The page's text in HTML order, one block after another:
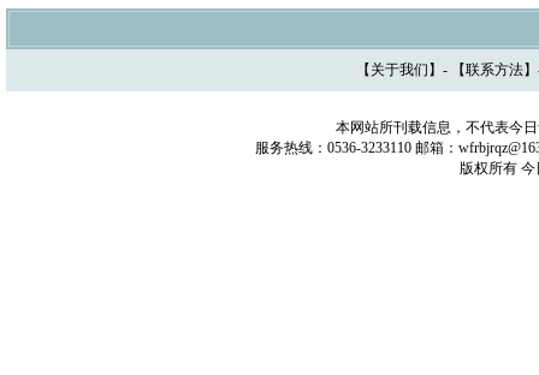
【 关于我们 】- 【联系方法
本网站所刊载信息，不代表今
服务热线：0536-3233110 邮箱：
版权所有 今